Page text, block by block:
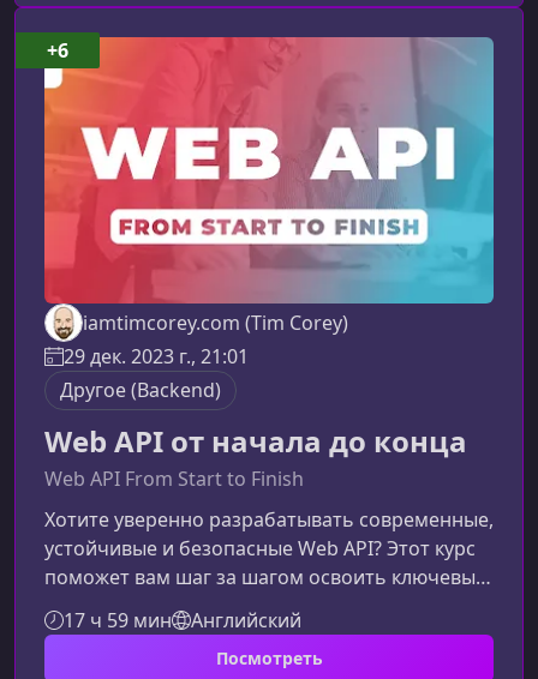
логіку, применяя современные технологии и
подходы.Что вы освоите на курсеПрограмма
сбалансирована так, чтобы дать вам как
фундамент, так и практику на реальных
задачах. Ниже
iamtimcorey.com (Tim Corey)
29 дек. 2023 г., 21:01
Другое (Backend)
Web API от начала до конца
Web API From Start to Finish
Хотите уверенно разрабатывать современные,
устойчивые и безопасные Web API? Этот курс
поможет вам шаг за шагом освоить ключевые
технологии и практики, которые используют
профессиональные backend‑разработчики. От
архитектуры до безопасности, от
17 ч 59 мин Английский
Посмотреть
+6